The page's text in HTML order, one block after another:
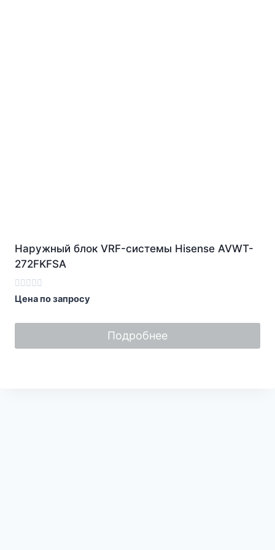
Наружный блок VRF-системы Hisense AVWT-
272FKFSA
Оценка
0
5
Цена по запросу
Подробнее